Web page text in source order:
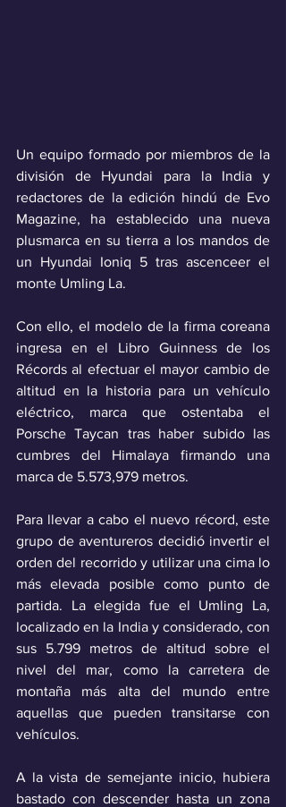
Un equipo formado por miembros de la
división de Hyundai para la India y
redactores de la edición hindú de Evo
Magazine, ha establecido una nueva
plusmarca en su tierra a los mandos de
un Hyundai Ioniq 5 tras ascenceer el
monte Umling La.
Con ello, el modelo de la firma coreana
ingresa en el Libro Guinness de los
Récords al efectuar el mayor cambio de
altitud en la historia para un vehículo
eléctrico, marca que ostentaba el
Porsche Taycan tras haber subido las
cumbres del Himalaya firmando una
marca de 5.573,979 metros.
Para llevar a cabo el nuevo récord, este
grupo de aventureros decidió invertir el
orden del recorrido y utilizar una cima lo
más elevada posible como punto de
partida. La elegida fue el Umling La,
localizado en la India y considerado, con
sus 5.799 metros de altitud sobre el
nivel del mar, como la carretera de
montaña más alta del mundo entre
aquellas que pueden transitarse con
vehículos.
A la vista de semejante inicio, hubiera
bastado con descender hasta un zona